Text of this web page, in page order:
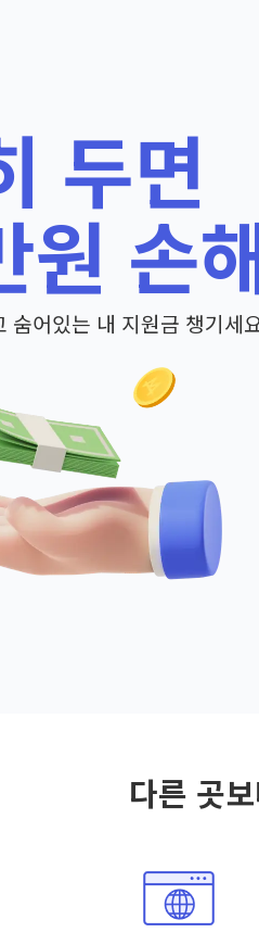
두면
원 손
숨어있는 내 지원금 챙기세
다른 곳